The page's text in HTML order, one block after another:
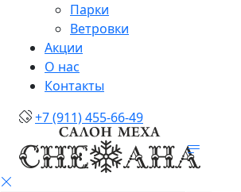
Парки
Ветровки
Акции
О нас
Контакты
+7 (911) 455-66-49